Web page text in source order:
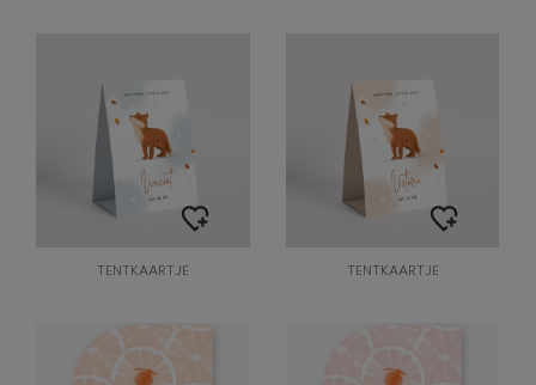
TENTKAARTJE TENTKAARTJE